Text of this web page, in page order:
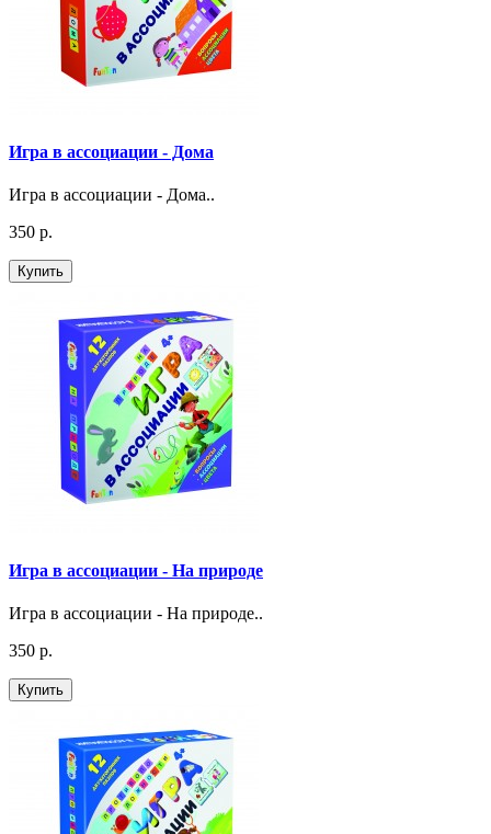
Игра в ассоциации - Дома
Игра в ассоциации - Дома..
350 р.
Купить
Игра в ассоциации - На природе
Игра в ассоциации - На природе..
350 р.
Купить